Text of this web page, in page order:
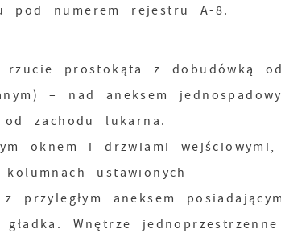
pod numerem rejestru A-8.
rzucie prostokąta z dobudówką od
– nad aneksem
zachodu lukarna.
oknem i drzwiami wejściowymi,
ustawionych
aneksem posiadającym
Wnętrze jednoprzestrzenne